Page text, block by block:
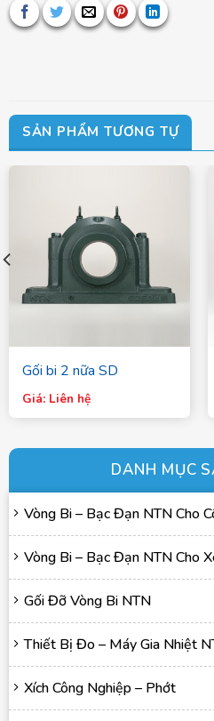
DANH MỤC
Vòng Bi – Bạc Đạn NTN Cho
Vòng Bi – Bạc Đạn NTN Cho
Gối Đỡ Vòng Bi NTN
Thiết Bị Đo – Máy Gia Nhiệt
Xích Công Nghiệp – Phớt
SẢN PHẨM TƯƠNG TỰ
Gối bi 2 nữa SD
Giá: Liên hệ